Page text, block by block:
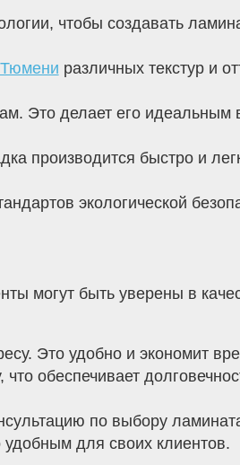
чтобы создавать
различных текстур и
Это делает его
производится быстро и
экологической
могут быть уверены в
Это удобно и экономит
обеспечивает
по выбору
удобным для своих клиентов.